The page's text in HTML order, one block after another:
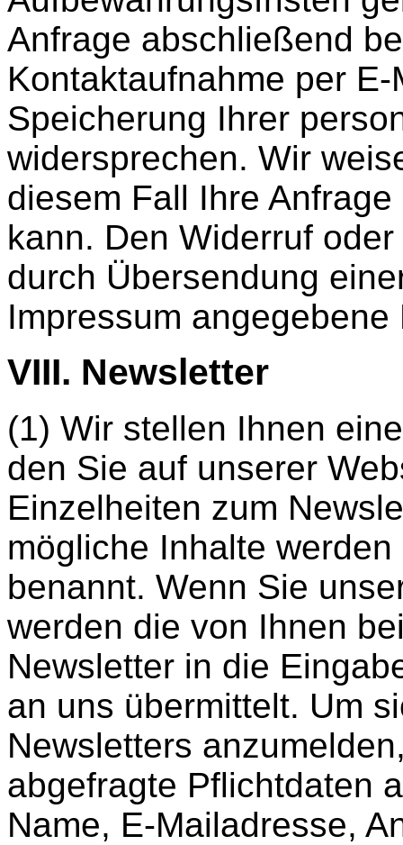
Anfrage abschließend
Kontaktaufnahme per
Speicherung Ihrer
widersprechen. Wir
diesem Fall Ihre
kann. Den Widerruf
durch Übersendung
Impressum
VIII. Newsletter
(1) Wir stellen Ihnen
den Sie auf unserer
Einzelheiten zum
mögliche Inhalte
benannt. Wenn Sie
werden die von Ihnen
Newsletter in die
an uns übermittelt. Um
Newsletters
abgefragte Pflichtdaten
Name, E-Mailadresse,